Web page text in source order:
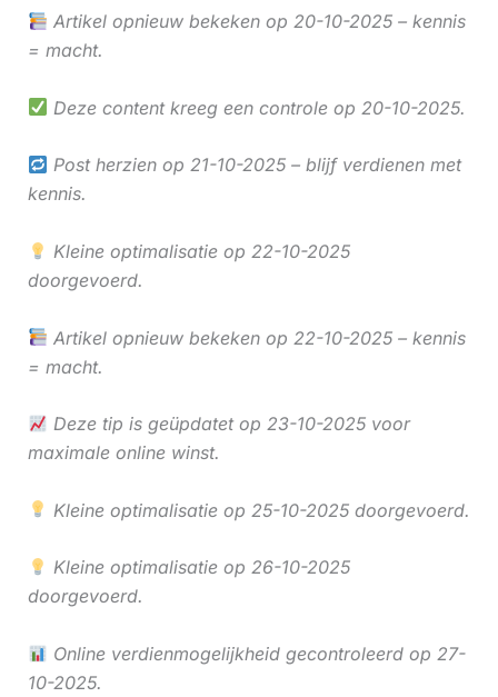
Artikel opnieuw bekeken op 20-10-2025 – kennis
= macht.
Deze content kreeg een controle op 20-10-2025.
Post herzien op 21-10-2025 – blijf verdienen met
kennis.
Kleine optimalisatie op 22-10-2025
doorgevoerd.
Artikel opnieuw bekeken op 22-10-2025 – kennis
= macht.
Deze tip is geüpdatet op 23-10-2025 voor
maximale online winst.
Kleine optimalisatie op 25-10-2025 doorgevoerd.
Kleine optimalisatie op 26-10-2025
doorgevoerd.
Online verdienmogelijkheid gecontroleerd op 27-
10-2025.